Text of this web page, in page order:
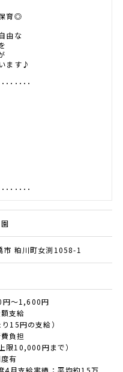
育◎
由な
ます♪
･･････
･･････
市 粕川町女渕1058-1
～1,600円
支給
15円の支給）
負担
限10,000円まで）
有
4月支給実績：平均約15万